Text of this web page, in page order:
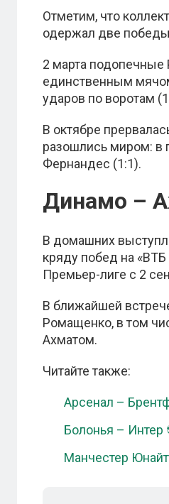
Отметим, что
одержал две
2 марта
единственным
ударов по воротам
В октябре
разошлись миром: в
Фернандес (1:1).
Динамо –
В домашних
кряду побед на
Премьер-лиге с 2
В ближайшей
Ромащенко, в том
Ахматом.
Читайте также:
Арсенал –
Болонья – Интер
Манчестер